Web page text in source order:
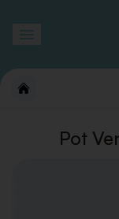
Pot